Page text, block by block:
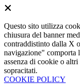
Questo sito utilizza
chiusura del banner
contraddistinto dalla X
navigazione" comporta
assenza di cookie o
sopracitati.
COOKIE POLICY